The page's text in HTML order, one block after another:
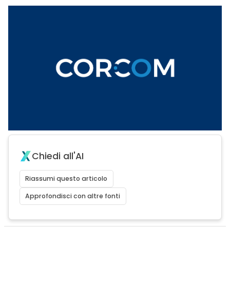
Chiedi all'AI
Riassumi questo articolo
Approfondisci con altre fonti